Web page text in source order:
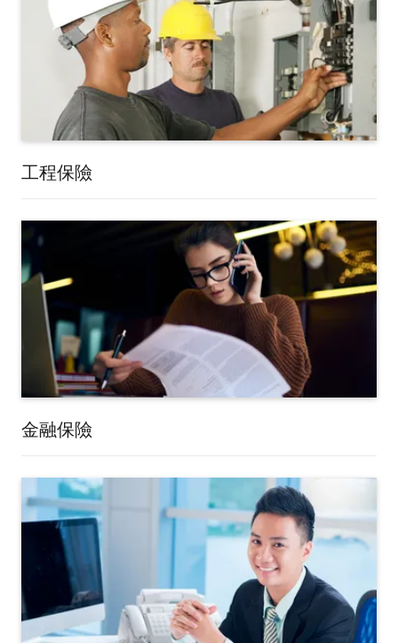
工程保險
金融保險